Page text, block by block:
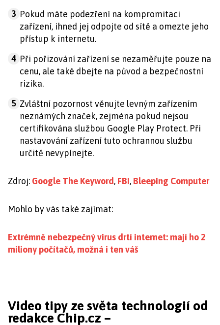
3 Pokud máte podezření na kompromitaci
zařízení, ihned jej odpojte od sítě a omezte jeho
přístup k internetu.
4 Při pořizování zařízení se nezaměřujte pouze na
cenu, ale také dbejte na původ a bezpečnostní
rizika.
5 Zvláštní pozornost věnujte levným zařízením
neznámých značek, zejména pokud nejsou
certifikována službou Google Play Protect. Při
nastavování zařízení tuto ochrannou službu
určitě nevypínejte.
Zdroj: Google The Keyword, FBI, Bleeping Computer
Mohlo by vás také zajímat:
Extrémně nebezpečný virus drtí internet: mají ho 2
miliony počítačů, možná i ten váš
Video tipy ze světa technologií od
redakce Chip.cz –